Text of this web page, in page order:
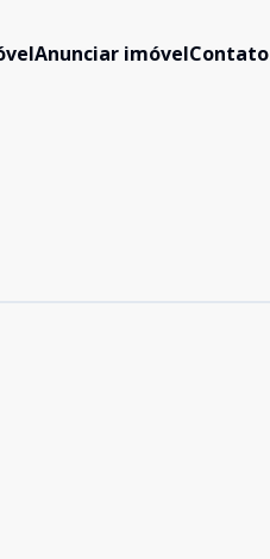
Anunciar imóvelContato